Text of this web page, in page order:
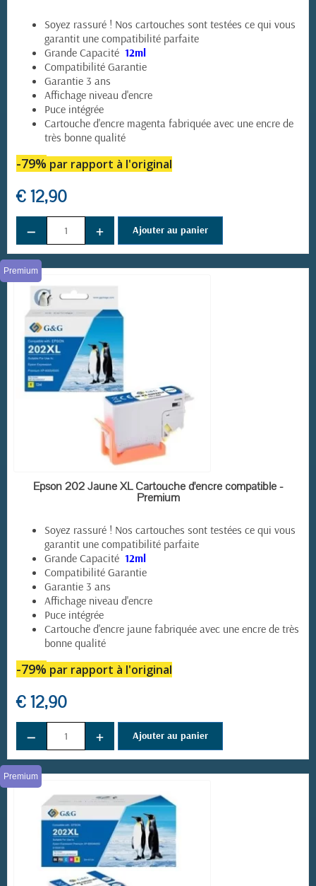
Soyez rassuré ! Nos cartouches sont testées ce qui vous
garantit une compatibilité parfaite
Grande Capacité 12ml
Compatibilité Garantie
Garantie 3 ans
Affichage niveau d'encre
Puce intégrée
Cartouche d'encre magenta fabriquée avec une encre de
très bonne qualité
-79% par rapport à l'original
€ 12,90
− + Ajouter au panier
EN STOCK
Premium
Epson 202 Jaune XL Cartouche d'encre compatible -
Premium
Soyez rassuré ! Nos cartouches sont testées ce qui vous
garantit une compatibilité parfaite
Grande Capacité 12ml
Compatibilité Garantie
Garantie 3 ans
Affichage niveau d'encre
Puce intégrée
Cartouche d'encre jaune fabriquée avec une encre de très
bonne qualité
-79% par rapport à l'original
€ 12,90
− + Ajouter au panier
Premium